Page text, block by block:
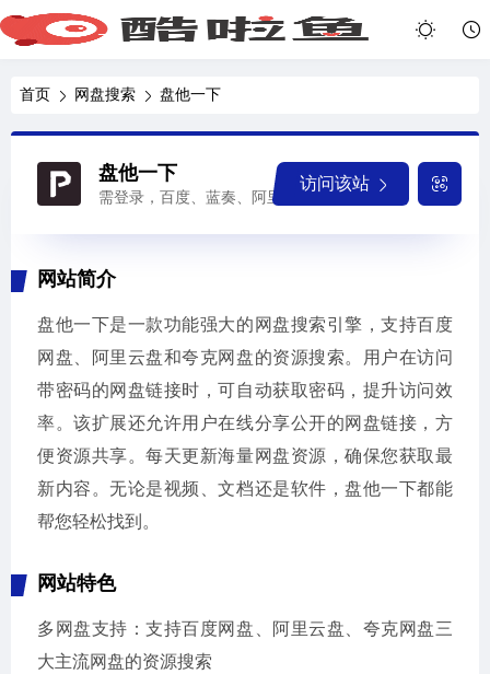
首页 网盘搜索 盘他一下
盘他一下
需登录，百度、蓝奏、阿里、夸克
访问该站
网站简介
盘他一下是一款功能强大的网盘搜索引擎，支持百度
网盘、阿里云盘和夸克网盘的资源搜索。用户在访问
带密码的网盘链接时，可自动获取密码，提升访问效
率。该扩展还允许用户在线分享公开的网盘链接，方
便资源共享。每天更新海量网盘资源，确保您获取最
新内容。无论是视频、文档还是软件，盘他一下都能
帮您轻松找到。
网站特色
多网盘支持：支持百度网盘、阿里云盘、夸克网盘三
大主流网盘的资源搜索